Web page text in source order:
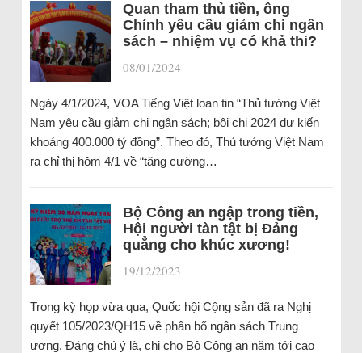
Quan tham thủ tiền, ông
Chính yêu cầu giảm chi ngân
sách – nhiệm vụ có khả thi?
08/01/2024 |
Ngày 4/1/2024, VOA Tiếng Việt loan tin “Thủ tướng Việt
Nam yêu cầu giảm chi ngân sách; bội chi 2024 dự kiến
khoảng 400.000 tỷ đồng”. Theo đó, Thủ tướng Việt Nam
ra chỉ thị hôm 4/1 về “tăng cường…
Bộ Công an ngập trong tiền,
Hội người tàn tật bị Đảng
quẳng cho khúc xương!
19/12/2023 |
Trong kỳ họp vừa qua, Quốc hội Cộng sản đã ra Nghị
quyết 105/2023/QH15 về phân bổ ngân sách Trung
ương. Đáng chú ý là, chi cho Bộ Công an năm tới cao